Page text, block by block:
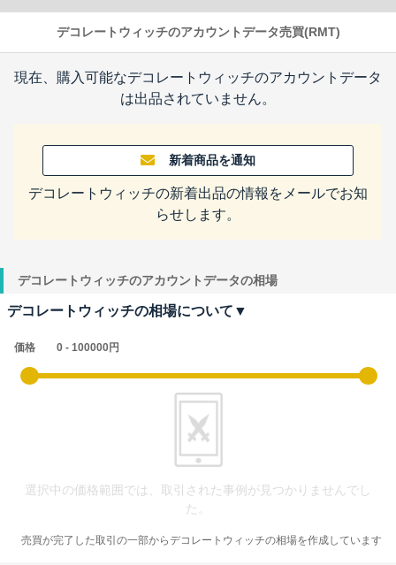
デコレートウィッチのアカウントデータ売買(RMT)
現在、購入可能なデコレートウィッチのアカウントデータ
は出品されていません。
新着商品を通知
デコレートウィッチの新着出品の情報をメールでお知
らせします。
デコレートウィッチのアカウントデータの相場
デコレートウィッチの相場について▼
価格
選択中の価格範囲では、取引された事例が見つかりませんでし
た。
売買が完了した取引の一部からデコレートウィッチの相場を作成しています